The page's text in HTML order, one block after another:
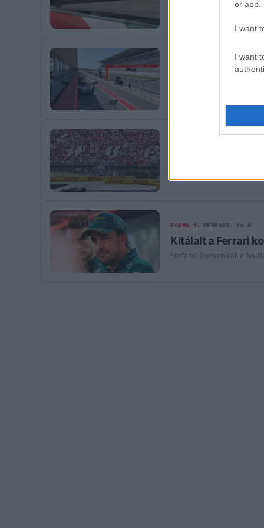
or app.
I want
I want
A Katari és az Abu-
Újabb futamok
FORMA-1 FERRARI 30 N
Kitálalt a Ferrari
Stefano Domenicali